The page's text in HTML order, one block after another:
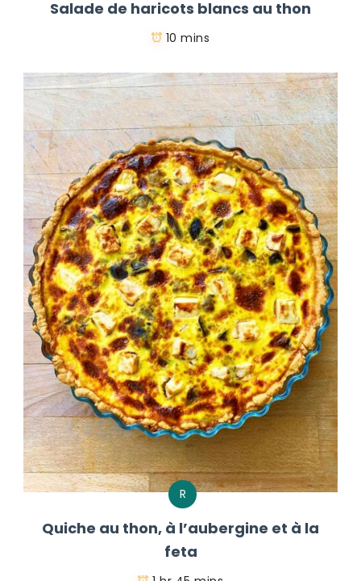
Salade de haricots blancs au thon
10 mins
R
Quiche au thon, à l’aubergine et à la
feta